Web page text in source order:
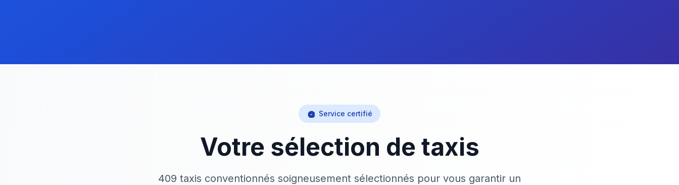
Service certifié
Votre sélection de taxis
409 taxis conventionnés soigneusement sélectionnés pour vous garantir un